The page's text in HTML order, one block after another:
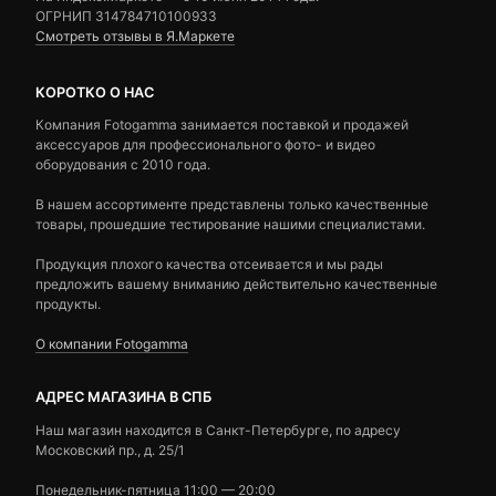
ОГРНИП 314784710100933
Смотреть отзывы в Я.Маркете
КОРОТКО О НАС
Компания Fotogamma занимается поставкой и продажей
аксессуаров для профессионального фото- и видео
оборудования с 2010 года.
В нашем ассортименте представлены только качественные
товары, прошедшие тестирование нашими специалистами.
Продукция плохого качества отсеивается и мы рады
предложить вашему вниманию действительно качественные
продукты.
О компании Fotogamma
АДРЕС МАГАЗИНА В СПБ
Наш магазин находится в Санкт-Петербурге, по адресу
Московский пр., д. 25/1
Понедельник-пятница 11:00 — 20:00